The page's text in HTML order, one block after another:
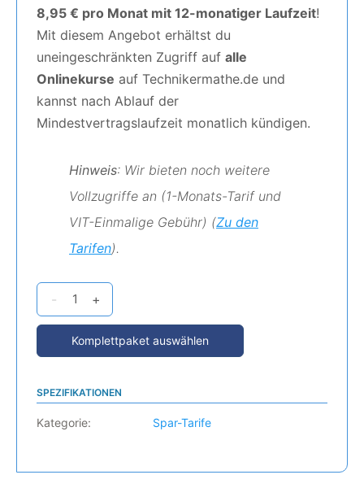
8,95 € pro Monat mit 12-monatiger Laufzeit!
Mit diesem Angebot erhältst du
uneingeschränkten Zugriff auf alle
Onlinekurse auf Technikermathe.de und
kannst nach Ablauf der
Mindestvertragslaufzeit monatlich kündigen.
Hinweis: Wir bieten noch weitere
Vollzugriffe an (1-Monats-Tarif und
VIT-Einmalige Gebühr) (Zu den
Tarifen).
- +
Komplettpaket auswählen
SPEZIFIKATIONEN
Kategorie: Spar-Tarife